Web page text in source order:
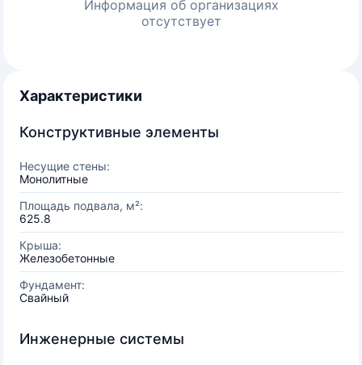
Информация об организациях
отсутствует
Характеристики
Конструктивные элементы
Несущие стены:
Монолитные
Площадь подвала, м²:
625.8
Крыша:
Железобетонные
Фундамент:
Свайный
Инженерные системы